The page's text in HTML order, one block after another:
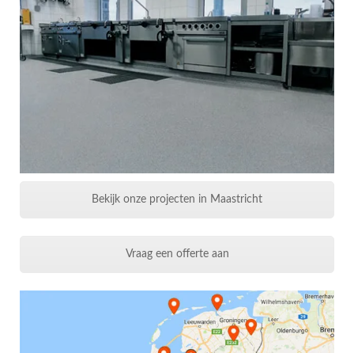
Bekijk onze projecten in Maastricht
Vraag een offerte aan